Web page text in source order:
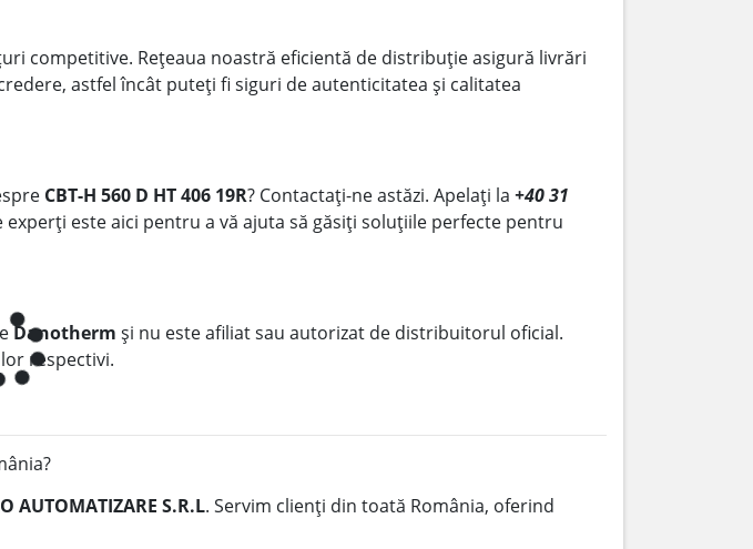
competitive. Rețeaua noastră eficientă de distribuție asigură livrări
astfel încât puteți fi siguri de autenticitatea și calitatea
CBT-H 560 D HT 406 19R? Contactați-ne astăzi. Apelați la +40 31
experți este aici pentru a vă ajuta să găsiți soluțiile perfecte pentru
Danotherm și nu este afiliat sau autorizat de distribuitorul oficial.
respectivi.
AUTOMATIZARE S.R.L. Servim clienți din toată România, oferind